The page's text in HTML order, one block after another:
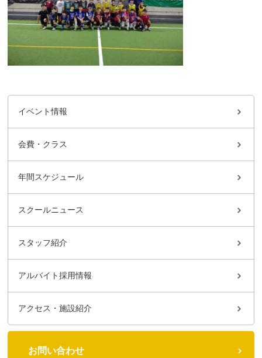
イベント情報
会費・クラス
年間スケジュール
スクールニュース
スタッフ紹介
アルバイト採用情報
アクセス・施設紹介
お問い合わせ